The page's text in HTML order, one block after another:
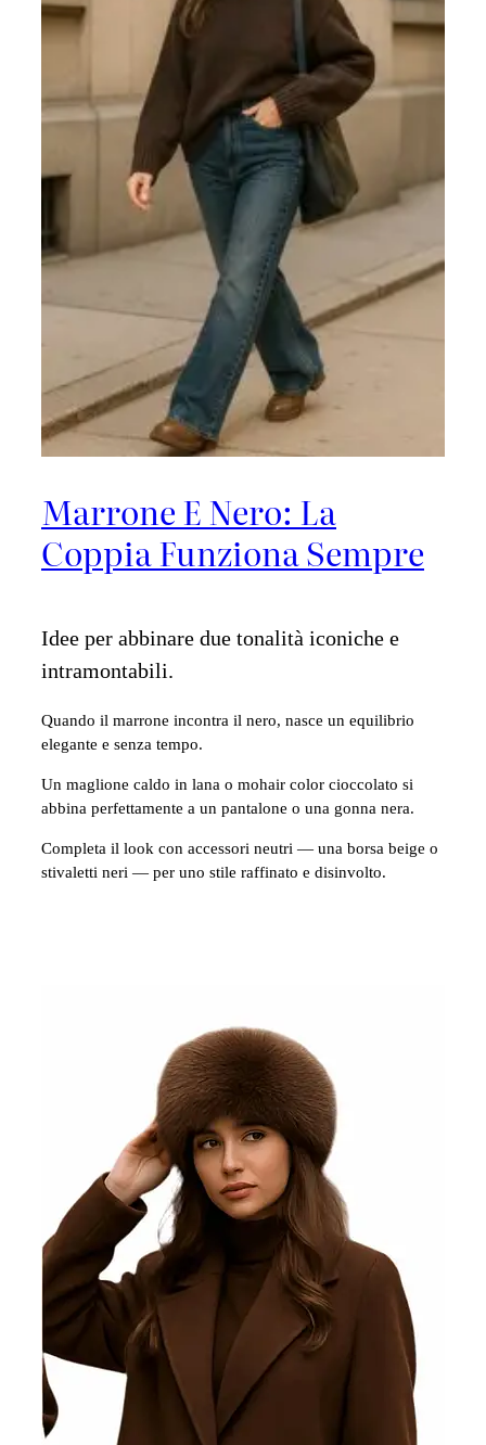
Marrone E Nero: La
Coppia Funziona Sempre
Idee per abbinare due tonalità iconiche e
intramontabili.
Quando il marrone incontra il nero, nasce un equilibrio
elegante e senza tempo.
Un maglione caldo in lana o mohair color cioccolato si
abbina perfettamente a un pantalone o una gonna nera.
Completa il look con accessori neutri — una borsa beige o
stivaletti neri — per uno stile raffinato e disinvolto.